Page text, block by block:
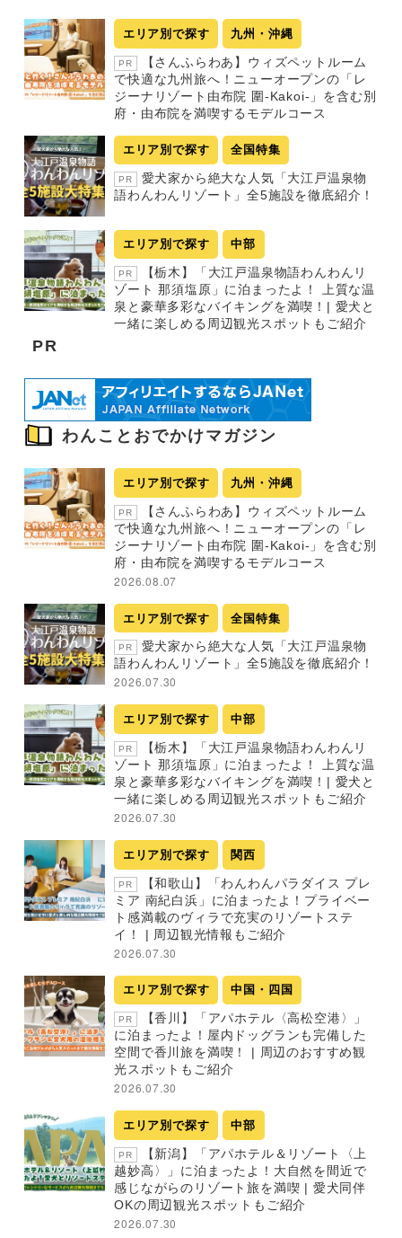
エリア別で探す 九州・沖縄
PR
【さんふらわあ】ウィズペットルーム
で快適な九州旅へ！ニューオープンの「レ
ジーナリゾート由布院 圍-Kakoi-」を含む別
府・由布院を満喫するモデルコース
エリア別で探す 全国特集
PR
愛犬家から絶大な人気「大江戸温泉物
語わんわんリゾート」全5施設を徹底紹介！
エリア別で探す 中部
PR
【栃木】「大江戸温泉物語わんわんリ
ゾート 那須塩原」に泊まったよ！ 上質な温
泉と豪華多彩なバイキングを満喫！| 愛犬と
一緒に楽しめる周辺観光スポットもご紹介
PR
わんことおでかけマガジン
エリア別で探す 九州・沖縄
PR
【さんふらわあ】ウィズペットルーム
で快適な九州旅へ！ニューオープンの「レ
ジーナリゾート由布院 圍-Kakoi-」を含む別
府・由布院を満喫するモデルコース
2026.08.07
エリア別で探す 全国特集
PR
愛犬家から絶大な人気「大江戸温泉物
語わんわんリゾート」全5施設を徹底紹介！
2026.07.30
エリア別で探す 中部
PR
【栃木】「大江戸温泉物語わんわんリ
ゾート 那須塩原」に泊まったよ！ 上質な温
泉と豪華多彩なバイキングを満喫！| 愛犬と
一緒に楽しめる周辺観光スポットもご紹介
2026.07.30
エリア別で探す 関西
PR
【和歌山】「わんわんパラダイス プレ
ミア 南紀白浜」に泊まったよ！プライベー
ト感満載のヴィラで充実のリゾートステ
イ！ | 周辺観光情報もご紹介
2026.07.30
エリア別で探す 中国・四国
PR
【香川】「アパホテル〈高松空港〉」
に泊まったよ！屋内ドッグランも完備した
空間で香川旅を満喫！ | 周辺のおすすめ観
光スポットもご紹介
2026.07.30
エリア別で探す 中部
PR
【新潟】「アパホテル＆リゾート〈上
越妙高〉」に泊まったよ！大自然を間近で
感じながらのリゾート旅を満喫 | 愛犬同伴
OKの周辺観光スポットもご紹介
2026.07.30